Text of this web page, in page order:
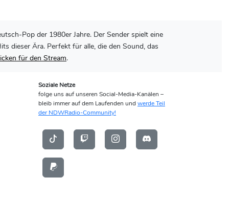
Pop der 1980er Jahre. Der Sender spielt eine
dieser Ära. Perfekt für alle, die den Sound, das
für den Stream.
Soziale Netze
folge uns auf unseren Social-Media-Kanälen –
bleib immer auf dem Laufenden und werde Teil
der NDWRadio-Community!